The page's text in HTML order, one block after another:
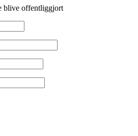
blive offentliggjort